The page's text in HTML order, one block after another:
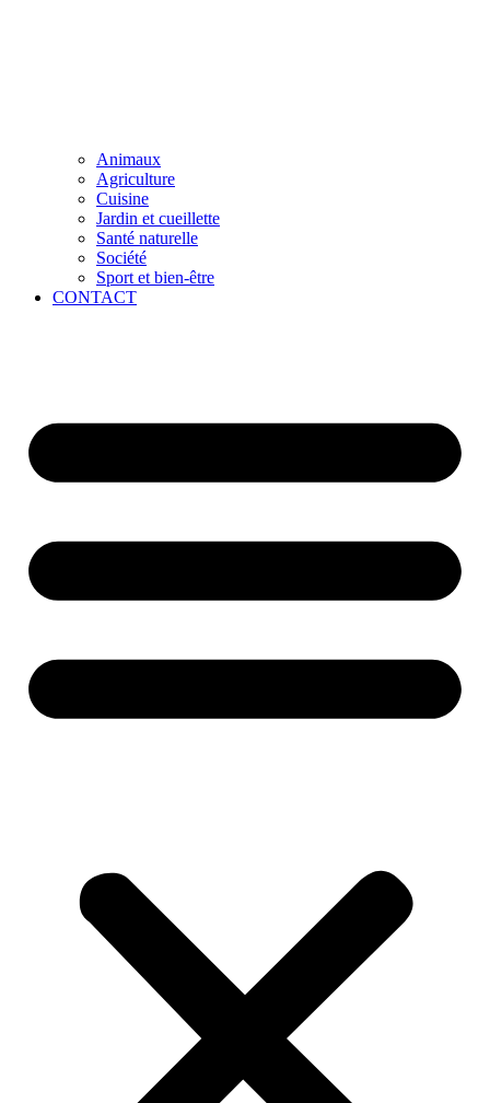
Animaux
Agriculture
Cuisine
Jardin et cueillette
Santé naturelle
Société
Sport et bien-être
CONTACT